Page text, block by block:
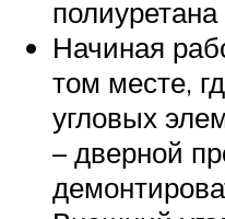
Начиная
том месте,
угловых
– дверной